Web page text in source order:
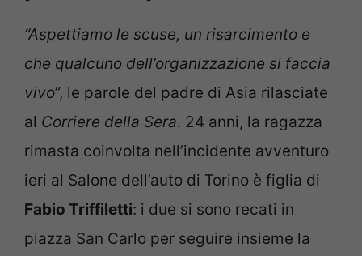
“Aspettiamo le scuse, un risarcimento e
che qualcuno dell’organizzazione si faccia
vivo”, le parole del padre di Asia rilasciate
al Corriere della Sera. 24 anni, la ragazza
rimasta coinvolta nell’incidente avventuro
ieri al Salone dell’auto di Torino è figlia di
Fabio Triffiletti: i due si sono recati in
piazza San Carlo per seguire insieme la